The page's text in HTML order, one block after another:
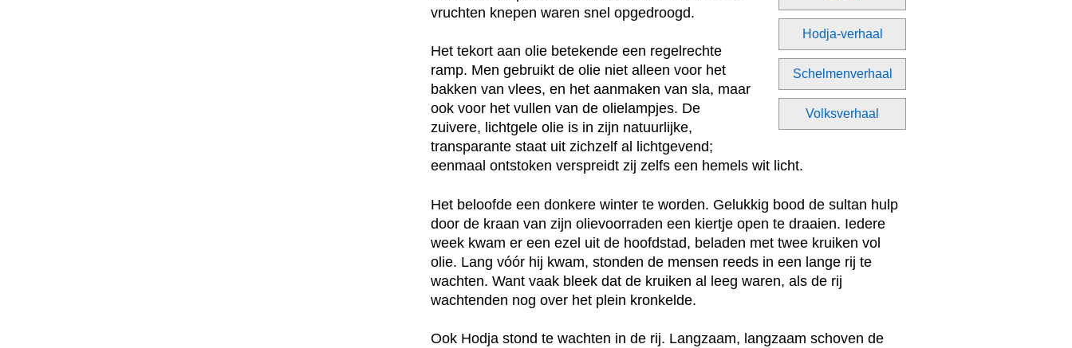
Hodja-verhaal
Schelmenverhaal
Volksverhaal
vruchten knepen waren snel opgedroogd.
Het tekort aan olie betekende een regelrechte
ramp. Men gebruikt de olie niet alleen voor het
bakken van vlees, en het aanmaken van sla, maar
ook voor het vullen van de olielampjes. De
zuivere, lichtgele olie is in zijn natuurlijke,
transparante staat uit zichzelf al lichtgevend;
eenmaal ontstoken verspreidt zij zelfs een hemels wit licht.
Het beloofde een donkere winter te worden. Gelukkig bood de sultan hulp
door de kraan van zijn olievoorraden een kiertje open te draaien. Iedere
week kwam er een ezel uit de hoofdstad, beladen met twee kruiken vol
olie. Lang vóór hij kwam, stonden de mensen reeds in een lange rij te
wachten. Want vaak bleek dat de kruiken al leeg waren, als de rij
wachtenden nog over het plein kronkelde.
Ook Hodja stond te wachten in de rij. Langzaam, langzaam schoven de